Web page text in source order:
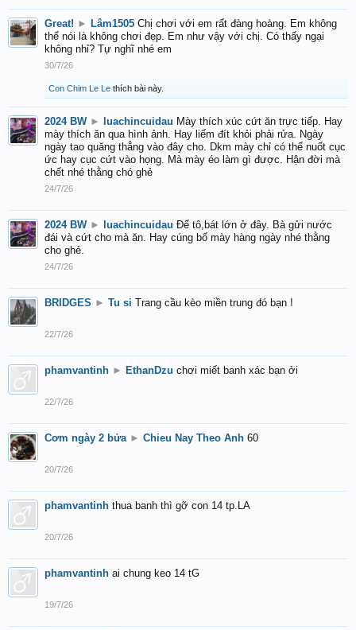
Great! ► Lâm1505 Chị chơi với em rất đàng hoàng. Em không
thể nói là không chơi đẹp. Em như vậy với chị. Có thấy ngại
không nhỉ? Tự nghĩ nhé em
30/7/26
Con Chim Le Le thích bài này.
2024 BW ► luachincuidau Mày thích xúc cứt ăn trực tiếp. Hay
mày thích ăn qua hình ảnh. Hay liếm đít khỏi phải rửa. Ngày
ngày tao quăng thẳng vào đây cho. Dkm mày chỉ có thể nuốt cục
ức hay cục cứt vào họng. Mà mày éo làm gì được. Hận đời mà
chết nhé thằng chó ghẻ
24/7/26
2024 BW ► luachincuidau Để tô,bát lớn ở đây. Bà gửi nước
đái và cứt cho mà ăn. Hay cúng bố mày hàng ngày nhé thằng
cho ghẻ.
24/7/26
BRIDGES ► Tu si Trang cầu kèo miền trung đó bạn !
22/7/26
phamvantinh ► EthanDzu chơi miết banh xác bạn ởi
22/7/26
Cơm ngày 2 bửa ► Chieu Nay Theo Anh 60
20/7/26
phamvantinh thua banh thì gỡ con 14 tp.LA
20/7/26
phamvantinh ai chung keo 14 tG
19/7/26